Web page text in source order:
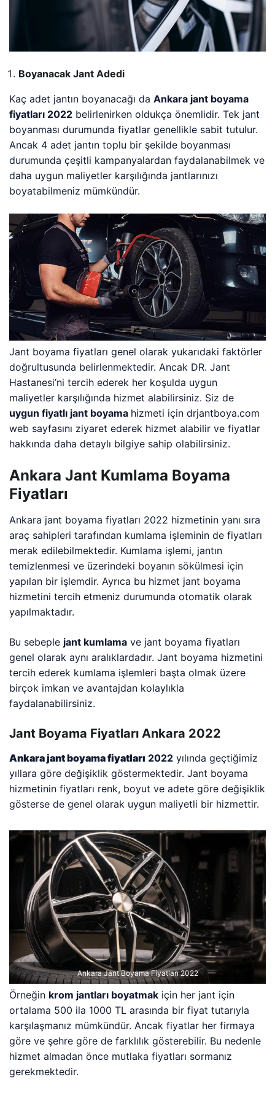
Boyanacak Jant Adedi
Kaç adet jantın boyanacağı daAnkara jant boyama
fiyatları 2022 belirlenirken oldukça önemlidir. Tek jant
boyanması durumunda fiyatlar genellikle sabit tutulur.
Ancak 4 adet jantın toplu bir şekilde boyanması
durumunda çeşitli kampanyalardan faydalanabilmek ve
daha uygun maliyetler karşılığında jantlarınızı
boyatabilmeniz mümkündür.
Jant boyama fiyatları genel olarak yukarıdaki faktörler
doğrultusunda belirlenmektedir. Ancak DR. Jant
Hastanesi’ni tercih ederek her koşulda uygun
maliyetler karşılığında hizmet alabilirsiniz. Siz de
uygun fiyatlı jant boyama hizmeti için drjantboya.com
web sayfasını ziyaret ederek hizmet alabilir ve fiyatlar
hakkında daha detaylı bilgiye sahip olabilirsiniz.
Ankara Jant Kumlama Boyama
Fiyatları
Ankara jant boyama fiyatları 2022 hizmetinin yanı sıra
araç sahipleri tarafından kumlama işleminin de fiyatları
merak edilebilmektedir. Kumlama işlemi, jantın
temizlenmesi ve üzerindeki boyanın sökülmesi için
yapılan bir işlemdir. Ayrıca bu hizmet jant boyama
hizmetini tercih etmeniz durumunda otomatik olarak
yapılmaktadır.
Bu sebeple jant kumlama ve jant boyama fiyatları
genel olarak aynı aralıklardadır. Jant boyama hizmetini
tercih ederek kumlama işlemleri başta olmak üzere
birçok imkan ve avantajdan kolaylıkla
faydalanabilirsiniz.
Jant Boyama Fiyatları Ankara 2022
Ankara jant boyama fiyatları 2022 yılında geçtiğimiz
yıllara göre değişiklik göstermektedir. Jant boyama
hizmetinin fiyatları renk, boyut ve adete göre değişiklik
gösterse de genel olarak uygun maliyetli bir hizmettir.
Ankara Jant Boyama Fiyatları 2022
Örneğin krom jantları boyatmak için her jant için
ortalama 500 ila 1000 TL arasında bir fiyat tutarıyla
karşılaşmanız mümkündür. Ancak fiyatlar her firmaya
göre ve şehre göre de farklılık gösterebilir. Bu nedenle
hizmet almadan önce mutlaka fiyatları sormanız
gerekmektedir.